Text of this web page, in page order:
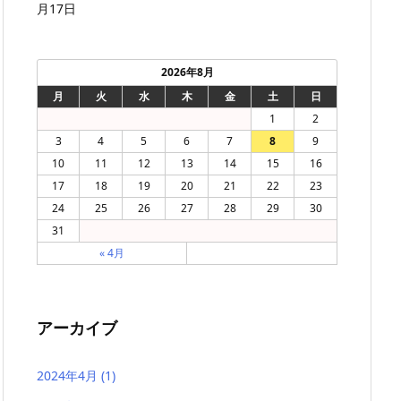
月17日
2026年8月
月
火 水 木 金 土
日
1
2
3
4 5 6 7 8
9
10
11 12 13 14 15
16
17
18 19 20 21 22
23
24
25 26 27 28 29
30
31
« 4月
アーカイブ
2024年4月 (1)